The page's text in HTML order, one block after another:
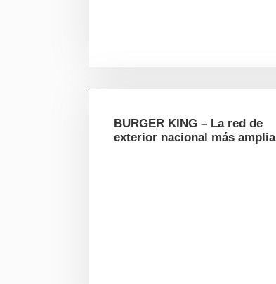
BURGER KING – La red de
exterior nacional más amplia